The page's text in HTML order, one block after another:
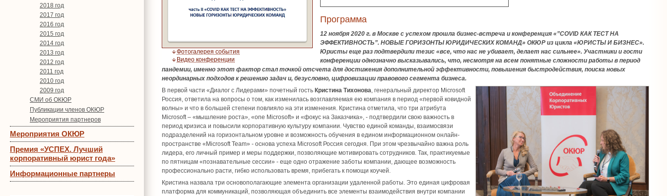
2018 год
2017 год
2016 год
2015 год
2014 год
2013 год
2012 год
2011 год
2010 год
2009 год
СМИ об ОКЮР
Публикации членов ОКЮР
Мероприятия партнеров
Мероприятия ОКЮР
Премия «УСПЕХ. Лучший
корпоративный юрист года»
Информационные партнеры
Фотогалерея события
Видео конференции
Программа
12 ноября 2020 г. в Москве с успехом прошла бизнес-встреча и конференция «”COVID КАК ТЕСТ НА
ЭФФЕКТИВНОСТЬ”. НОВЫЕ ГОРИЗОНТЫ ЮРИДИЧЕСКИХ КОМАНД» ОКЮР из цикла «ЮРИСТЫ И БИЗНЕС».
Юристы еще раз подтвердили тезис «все, что нас не убивает, делает нас сильнее». Участники и гости
конференции однозначно высказывались, что, несмотря на всем понятные сложности работы в период
пандемии, именно этот фактор стал точкой отсчета для достижения дополнительной эффективности, повышения быстродействия, поиска новых
неординарных подходов к решению задач и, безусловно, цифровизации правового сегмента бизнеса.
В первой части «Диалог c Лидерами» почетный гость Кристина Тихонова, генеральный директор Microsoft
Россия, ответила на вопросы о том, как изменилась возглавляемая ею компания в период «первой ковидной
волны» и что в большей степени повлияло на эти изменения. Кристина отметила, что три атрибута
Microsoft – «мышление роста», «one Microsoft» и «фокус на Заказчика», - подтвердили свою важность в
период кризиса и повысили корпоративную культуру компании. Чувство единой команды, взаимосвязи
подразделений на горизонтальном уровне и возможность обучения в едином информационном онлайн-
пространстве «Microsoft Team» - основа успеха Microsoft Россия сегодня. При этом чрезвычайно важна роль
лидера, его личный пример и меры поддержки, позволяющие мотивировать сотрудников. Так, практикуемые
по пятницам «познавательные сессии» - еще одно отражение заботы компании, дающее возможность
профессионально расти, гибко использовать время, прибегать к помощи коучей.
Кристина назвала три основополагающие элемента организации удаленной работы. Это единая цифровая
платформа для коммуникаций, позволяющая объединить все элементы взаимодействия внутри компании